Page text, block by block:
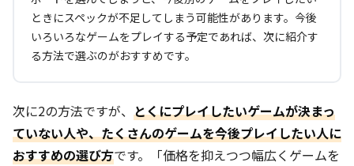
ときにスペックが不足してしまう可能性があります。今後
いろいろなゲームをプレイする予定であれば、次に紹介す
る方法で選ぶのがおすすめです。
次に2の方法ですが、 とくにプレイしたいゲームが決まっ
ていない人や、たくさんのゲームを今後プレイしたい人に
おすすめの選び方です。「価格を抑えつつ幅広くゲームを